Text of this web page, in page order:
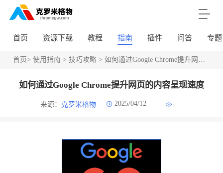
首页 资源下载 教程 指南 插件 问答 专题
首页> 使用指南 > 技巧攻略> 如何通过Google Chrome提升网页的内容呈现速度
如何通过Google Chrome提升网页的内容呈现速度
来源： 克罗米格物 2025/04/12